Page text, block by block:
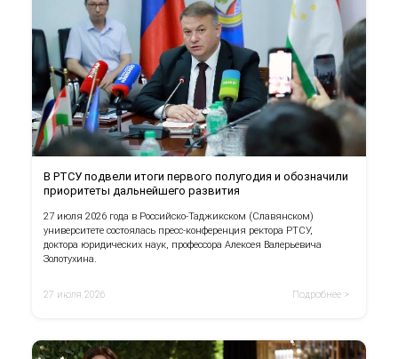
В РТСУ подвели итоги первого полугодия и обозначили
приоритеты дальнейшего развития
27 июля 2026 года в Российско-Таджикском (Славянском)
университете состоялась пресс-конференция ректора РТСУ,
доктора юридических наук, профессора Алексея Валерьевича
Золотухина.
27 июля 2026 Подробнее >